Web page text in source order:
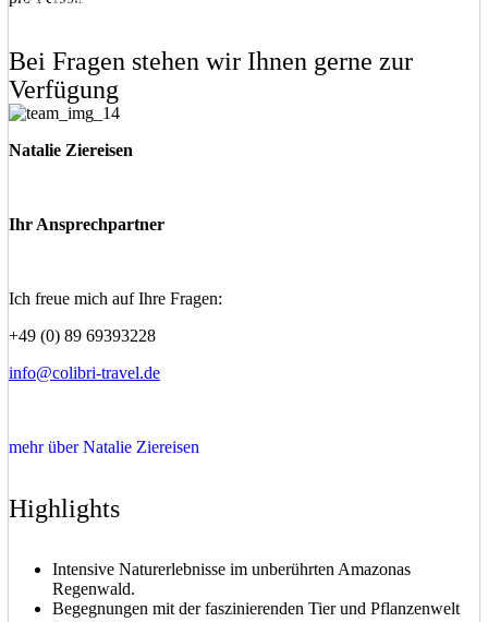
Bei Fragen stehen wir Ihnen gerne zur
Verfügung
Natalie Ziereisen
Ihr Ansprechpartner
Ich freue mich auf Ihre Fragen:
+49 (0) 89 69393228
info@colibri-travel.de
mehr über Natalie Ziereisen
Highlights
Intensive Naturerlebnisse im unberührten Amazonas
Regenwald.
Begegnungen mit der faszinierenden Tier und Pflanzenwelt